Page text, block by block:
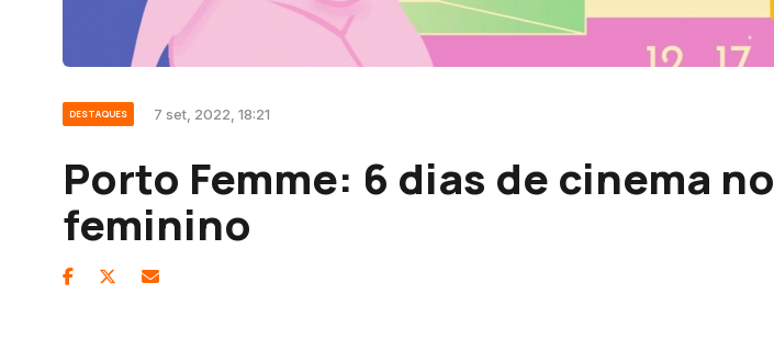
DESTAQUES 7 set, 2022, 18:21
Porto Femme: 6 dias de cinema no
feminino